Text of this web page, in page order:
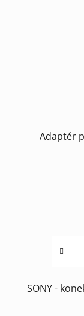
Adaptér
SONY -